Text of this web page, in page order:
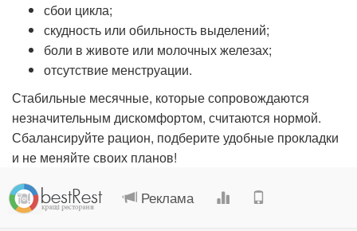
сбои цикла;
скудность или обильность выделений;
боли в животе или молочных железах;
отсутствие менструации.
Стабильные месячные, которые сопровождаются
незначительным дискомфортом, считаются нормой.
Сбалансируйте рацион, подберите удобные прокладки
и не меняйте своих планов!
Реклама